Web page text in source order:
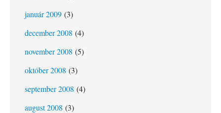
január 2009 (3)
december 2008 (4)
november 2008 (5)
október 2008 (3)
september 2008 (4)
august 2008 (3)